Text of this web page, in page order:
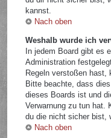
kannst.
Nach oben
Weshalb wurde ich
In jedem Board gibt es
Administration
Regeln verstoßen hast,
Bitte beachte, dass
dieses Boards ist und
Verwarnung zu tun hat.
du die nicht sicher bist,
Nach oben